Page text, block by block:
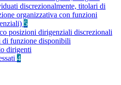
discrezionalmente, titolari di
organizzativa con funzioni
5
posizioni dirigenziali discrezionali
di funzione disponibili
dirigenti
4